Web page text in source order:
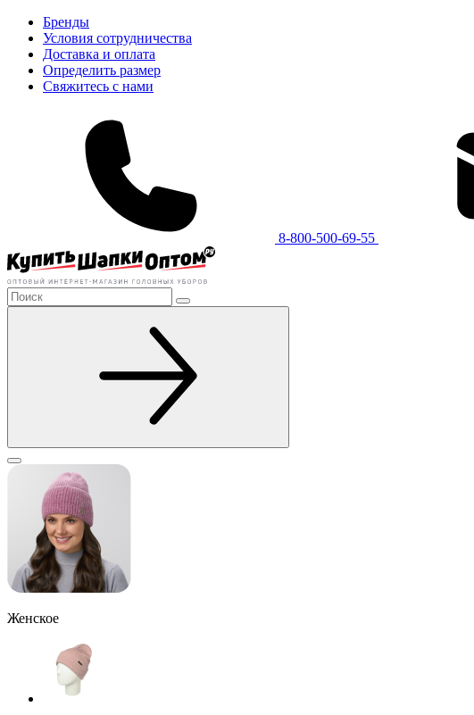
Бренды
Условия сотрудничества
Доставка и оплата
Определить размер
Свяжитесь с нами
8-800-500-69-55
Женское